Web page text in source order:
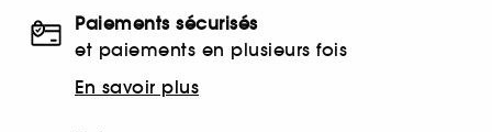
Paiements sécurisés
et paiements en plusieurs fois
En savoir plus